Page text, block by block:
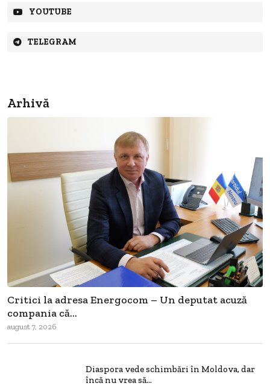
YOUTUBE
TELEGRAM
Arhivă
Critici la adresa Energocom – Un deputat acuză
compania că...
august 7, 2026
Diaspora vede schimbări în Moldova, dar
încă nu vrea să...